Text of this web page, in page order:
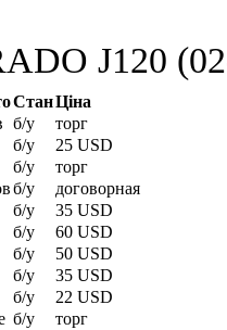
J120
СтанЦіна
б/у
торг
б/у
25 USD
б/у
торг
б/у
договорная
б/у
35 USD
б/у
60 USD
б/у
50 USD
б/у
35 USD
б/у
22 USD
б/у
торг